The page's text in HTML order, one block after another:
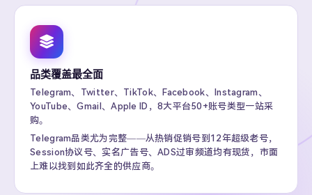
品类覆盖最全面
Telegram、Twitter、TikTok、Facebook、Instagram、
YouTube、Gmail、Apple ID，8大平台50+账号类型一站采
购。
Telegram品类尤为完整——从热销促销号到12年超级老号，
Session协议号、实名广告号、ADS过审频道均有现货，市面
上难以找到如此齐全的供应商。